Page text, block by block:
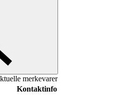
merkevarer
Kontaktinfo